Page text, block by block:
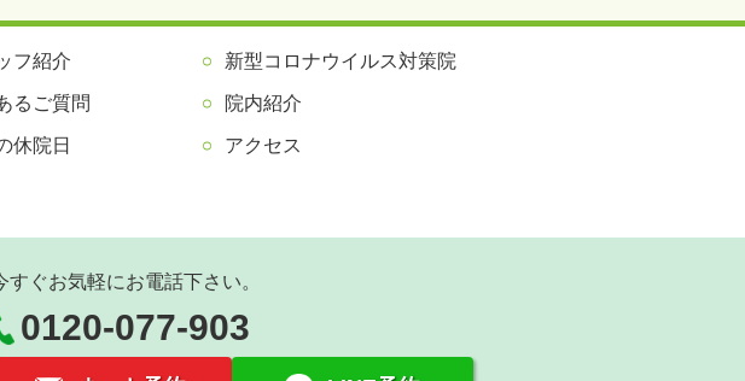
フ紹介 新型コロナウイルス対策院
るご質問 院内紹介
休院日 アクセス
すぐお気軽にお電話下さい。
0120-077-903